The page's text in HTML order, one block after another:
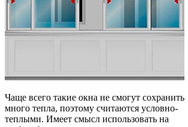
Чаще всего такие окна не смогут сохранить
много тепла, поэтому считаются условно-
теплыми. Имеет смысл использовать на